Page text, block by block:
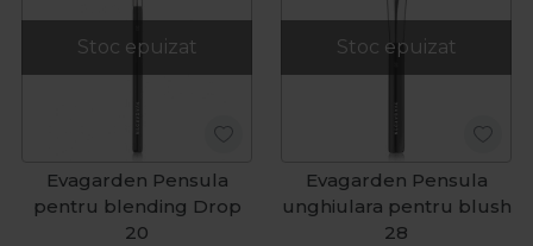
Stoc epuizat
Evagarden Pensula
pentru blending Drop
20
Stoc epuizat
Evagarden Pensula
unghiulara pentru blush
28